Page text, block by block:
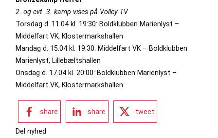
2. og evt. 3. kamp vises på Volley TV
Torsdag d. 11.04 kl. 19:30: Boldklubben Marienlyst –
Middelfart VK, Klostermarkshallen
Mandag d. 15.04 kl. 19:30: Middelfart VK – Boldklubben
Marienlyst, Lillebæltshallen
Onsdag d. 17.04 kl. 20:00: Boldklubben Marienlyst –
Middelfart VK, Klostermarkshallen
share share tweet
Del nyhed